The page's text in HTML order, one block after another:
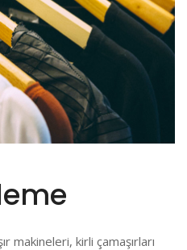
makineleri, kirli çamaşırları